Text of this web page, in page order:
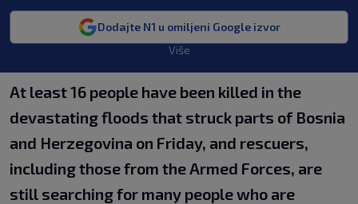
Dodajte N1 u omiljeni Google izvor
Više
At least 16 people have been killed in the
devastating floods that struck parts of Bosnia
and Herzegovina on Friday, and rescuers,
including those from the Armed Forces, are
still searching for many people who are